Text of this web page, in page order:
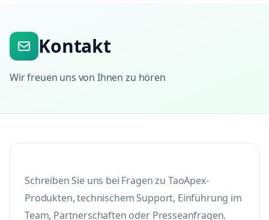
Kontakt
Wir freuen uns von Ihnen zu hören
Schreiben Sie uns bei Fragen zu TaoApex-
Produkten, technischem Support, Einführung im
Team, Partnerschaften oder Presseanfragen.